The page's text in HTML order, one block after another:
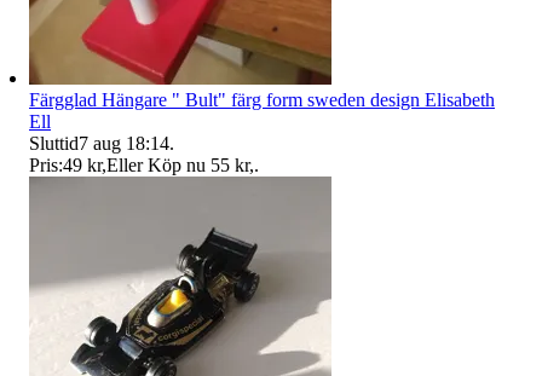
Färgglad Hängare " Bult" färg form sweden design Elisabeth
Ell
Sluttid7 aug 18:14.
Pris:49 kr,Eller Köp nu 55 kr,.